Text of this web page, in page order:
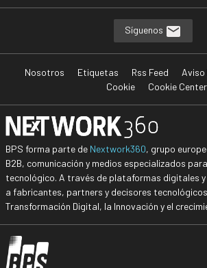
Síguenos
Nosotros Etiquetas Rss Feed Aviso
Cookie
Cookie Center
BPS forma parte de Nextwork360, grupo
B2B, comunicación y medios especializados
tecnológico. A través de plataformas digitales
a fabricantes, partners y decisores
Transformación Digital, la Innovación y el